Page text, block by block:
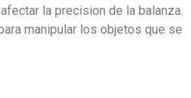
la precision de la balanza.
manipular los objetos que se